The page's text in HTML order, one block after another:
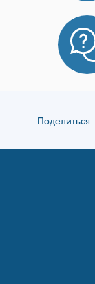
Поделиться